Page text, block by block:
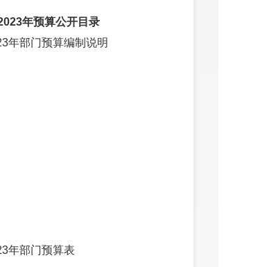
年预算公开目录
年部门预算编制说明
年部门预算表